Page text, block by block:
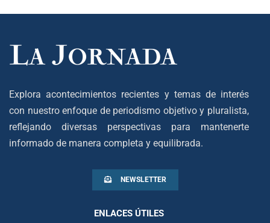
Explora acontecimientos recientes y temas de interés
con nuestro enfoque de periodismo objetivo y pluralista,
reflejando diversas perspectivas para mantenerte
informado de manera completa y equilibrada.
NEWSLETTER
ENLACES ÚTILES